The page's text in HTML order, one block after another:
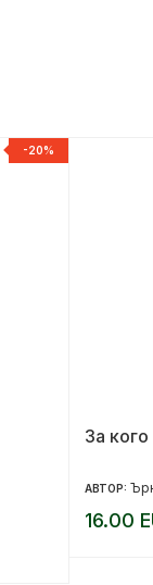
-20%
За
АВТОР:
16.00